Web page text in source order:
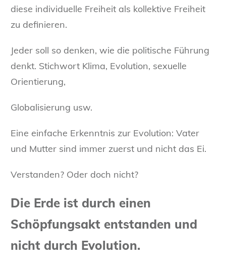
diese individuelle Freiheit als kollektive Freiheit
zu definieren.
Jeder soll so denken, wie die politische Führung
denkt. Stichwort Klima, Evolution, sexuelle
Orientierung,
Globalisierung usw.
Eine einfache Erkenntnis zur Evolution: Vater
und Mutter sind immer zuerst und nicht das Ei.
Verstanden? Oder doch nicht?
Die Erde ist durch einen
Schöpfungsakt entstanden und
nicht durch Evolution.